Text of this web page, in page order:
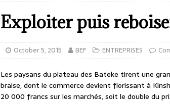
Exploiter puis
October 5, 2015 BEF ENTREPRISES
Les paysans du plateau des Bateke tirent une
braise, dont le commerce devient florissant à
20 000 francs sur les marchés, soit le double du